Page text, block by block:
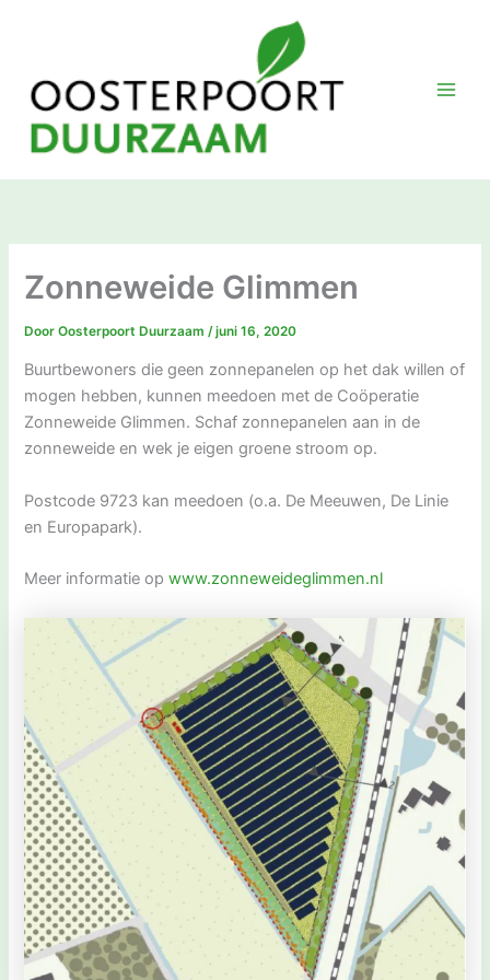
inhoud
Zonneweide Glimmen
DoorOosterpoort Duurzaam/juni 16, 2020
Buurtbewoners die geen zonnepanelen op het dak willen of
mogen hebben, kunnen meedoen met de Coöperatie
Zonneweide Glimmen. Schaf zonnepanelen aan in de
zonneweide en wek je eigen groene stroom op.
Postcode 9723 kan meedoen (o.a. De Meeuwen, De Linie
en Europapark).
Meer informatie opwww.zonneweideglimmen.nl